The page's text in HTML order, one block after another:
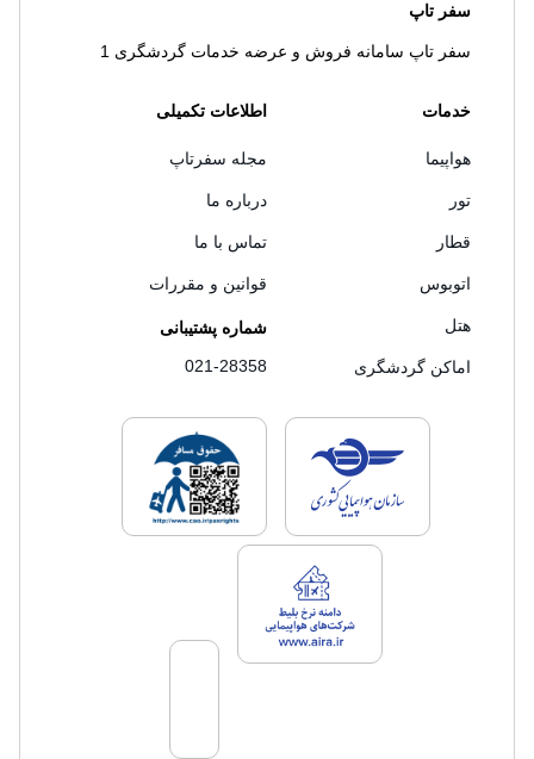
سفر تاپ
سفر تاپ سامانه فروش و عرضه خدمات گردشگری 1
خدمات
هواپیما
تور
قطار
اتوبوس
هتل
اماکن گردشگری
اطلاعات تکمیلی
مجله سفرتاپ
درباره ما
تماس با ما
قوانین و مقررات
شماره پشتیبانی
021-28358
لایسنس های فروش سفرتاپلایسنس های
لایسنس های فروش سفرتاپ